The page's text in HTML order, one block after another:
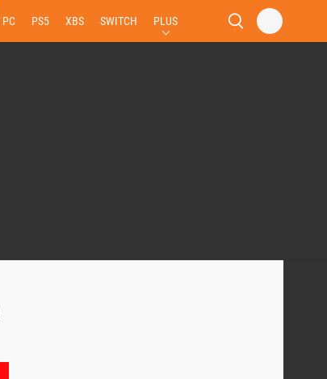
PC PS5 XBS SWITCH PLUS